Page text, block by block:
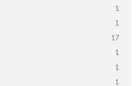
1
1
17
1
1
1